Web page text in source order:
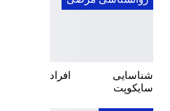
شناسایی افراد
سایکوپت